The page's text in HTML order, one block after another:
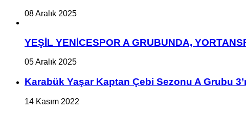
08 Aralık 2025
YEŞİL YENİCESPOR A GRUBUNDA,
05 Aralık 2025
Karabük Yaşar Kaptan Çebi Sezonu A Grubu
14 Kasım 2022